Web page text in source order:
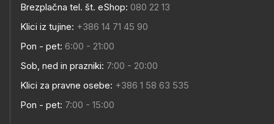
Brezplačna tel. št. eShop: 080 22 13
Klici iz tujine: +386 14 71 45 90
Pon - pet: 6:00 - 21:00
Sob, ned in prazniki: 7:00 - 20:00
Klici za pravne osebe: +386 1 58 63 535
Pon - pet: 7:00 - 15:00